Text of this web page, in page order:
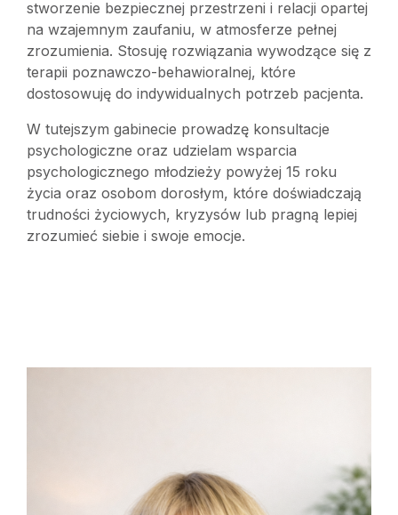
stworzenie bezpiecznej przestrzeni i relacji opartej
na wzajemnym zaufaniu, w atmosferze pełnej
zrozumienia. Stosuję rozwiązania wywodzące się z
terapii poznawczo-behawioralnej, które
dostosowuję do indywidualnych potrzeb pacjenta.
W tutejszym gabinecie prowadzę konsultacje
psychologiczne oraz udzielam wsparcia
psychologicznego młodzieży powyżej 15 roku
życia oraz osobom dorosłym, które doświadczają
trudności życiowych, kryzysów lub pragną lepiej
zrozumieć siebie i swoje emocje.